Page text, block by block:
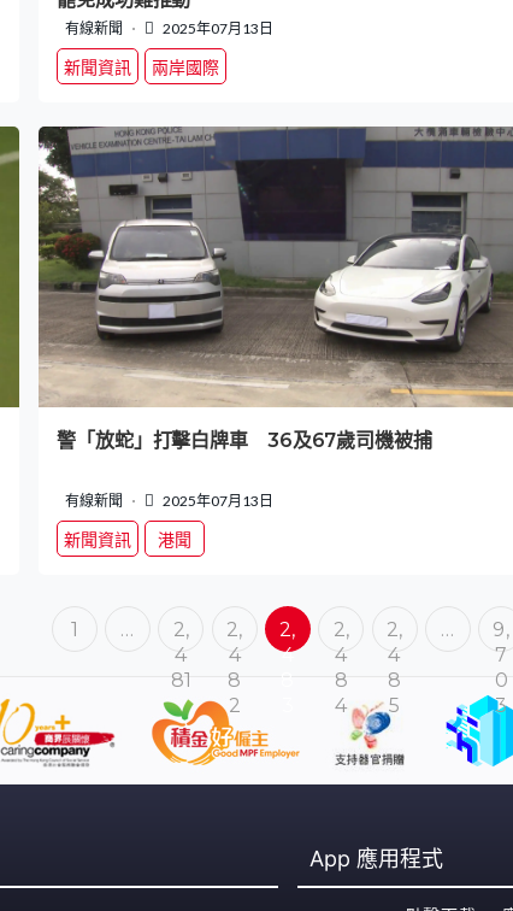
有線新聞 2025年07月13日
新聞資訊 兩岸國際
警「放蛇」打擊白牌車 36及67歲司機被捕
有線新聞 2025年07月13日
新聞資訊 港聞
1 …
2,
4
81
2,
4
8
2
2,
4
2,
4
8
4
2,
4
8
5
…
9,
7
0
3
App 應用程式